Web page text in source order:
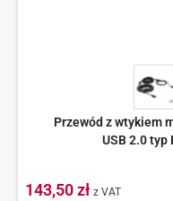
Przewód z wtykiem
USB 2.0 typ
143,50 zł z VAT